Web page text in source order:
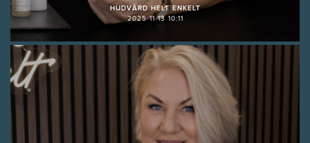
HUDVÅRD HELT ENKELT
2025-11-13 10:11